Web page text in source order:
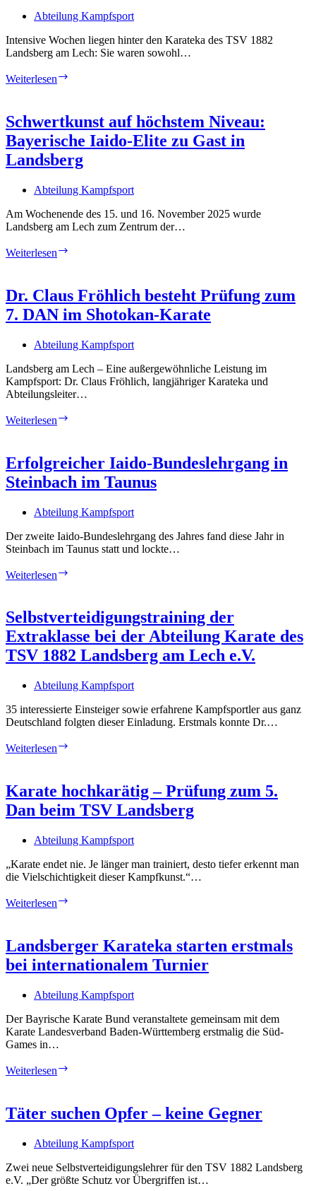
Abteilung Kampfsport
Intensive Wochen liegen hinter den Karateka des TSV 1882
Landsberg am Lech: Sie waren sowohl…
Weiterlesen
Karateka
des
TSV
1882
Landsberg
Lech
oberbayerischer
und
Schwertkunst auf höchstem Niveau:
Bayerische Iaido-Elite zu Gast in
Landsberg
Abteilung Kampfsport
Am Wochenende des 15. und 16. November 2025 wurde
Landsberg am Lech zum Zentrum der…
Weiterlesen
Niveau:
Bayerische
Iaido-
Elite
Gast
in
Landsberg
Dr. Claus Fröhlich besteht Prüfung zum
7. DAN im Shotokan-Karate
Abteilung Kampfsport
Landsberg am Lech – Eine außergewöhnliche Leistung im
Kampfsport: Dr. Claus Fröhlich, langjähriger Karateka und
Abteilungsleiter…
Weiterlesen
besteht
Prüfung
zum
7.
DAN
im
Shotokan-
Karate
Erfolgreicher Iaido-Bundeslehrgang in
Steinbach im Taunus
Abteilung Kampfsport
Der zweite Iaido-Bundeslehrgang des Jahres fand diese Jahr in
Steinbach im Taunus statt und lockte…
Weiterlesen
in
Steinbach
im
Taunus
Selbstverteidigungstraining der
Extraklasse bei der Abteilung Karate des
TSV 1882 Landsberg am Lech e.V.
Abteilung Kampfsport
35 interessierte Einsteiger sowie erfahrene Kampfsportler aus ganz
Deutschland folgten dieser Einladung. Erstmals konnte Dr.…
Weiterlesen
der
Abteilung
Karate
des
TSV
1882
Landsberg
am
Karate hochkarätig – Prüfung zum 5.
Dan beim TSV Landsberg
Abteilung Kampfsport
„Karate endet nie. Je länger man trainiert, desto tiefer erkennt man
die Vielschichtigkeit dieser Kampfkunst.“…
Weiterlesen
Prüfung
zum
5.
Dan
beim
TSV
Landsberg
Landsberger Karateka starten erstmals
bei internationalem Turnier
Abteilung Kampfsport
Der Bayrische Karate Bund veranstaltete gemeinsam mit dem
Karate Landesverband Baden-Württemberg erstmalig die Süd-
Games in…
Weiterlesen
erstmals
bei
Turnier
Täter suchen Opfer – keine Gegner
Abteilung Kampfsport
Zwei neue Selbstverteidigungslehrer für den TSV 1882 Landsberg
e.V. „Der größte Schutz vor Übergriffen ist…